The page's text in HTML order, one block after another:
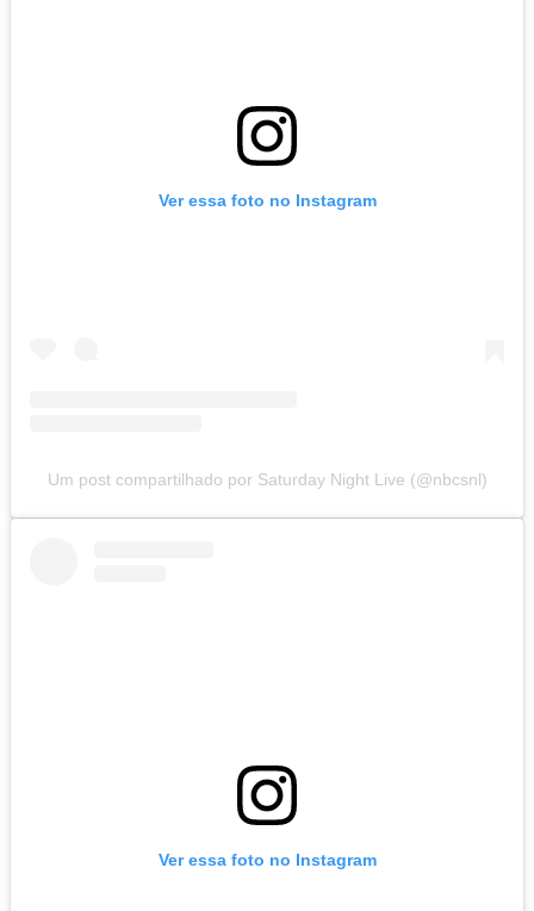
Ver essa foto no Instagram
Um post compartilhado por Saturday Night Live (@nbcsnl)
Ver essa foto no Instagram